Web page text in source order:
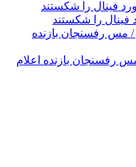
فینال را شکستند
رفسنجان بازنده اعلام